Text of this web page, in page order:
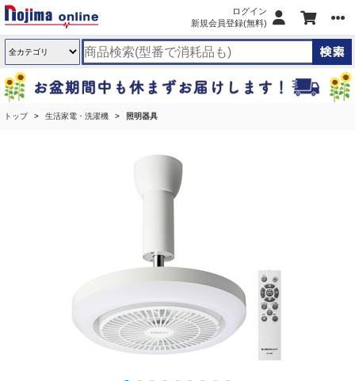
ログイン
新規会員登録(無料)
トップ 生活家電・洗濯機 照明器具